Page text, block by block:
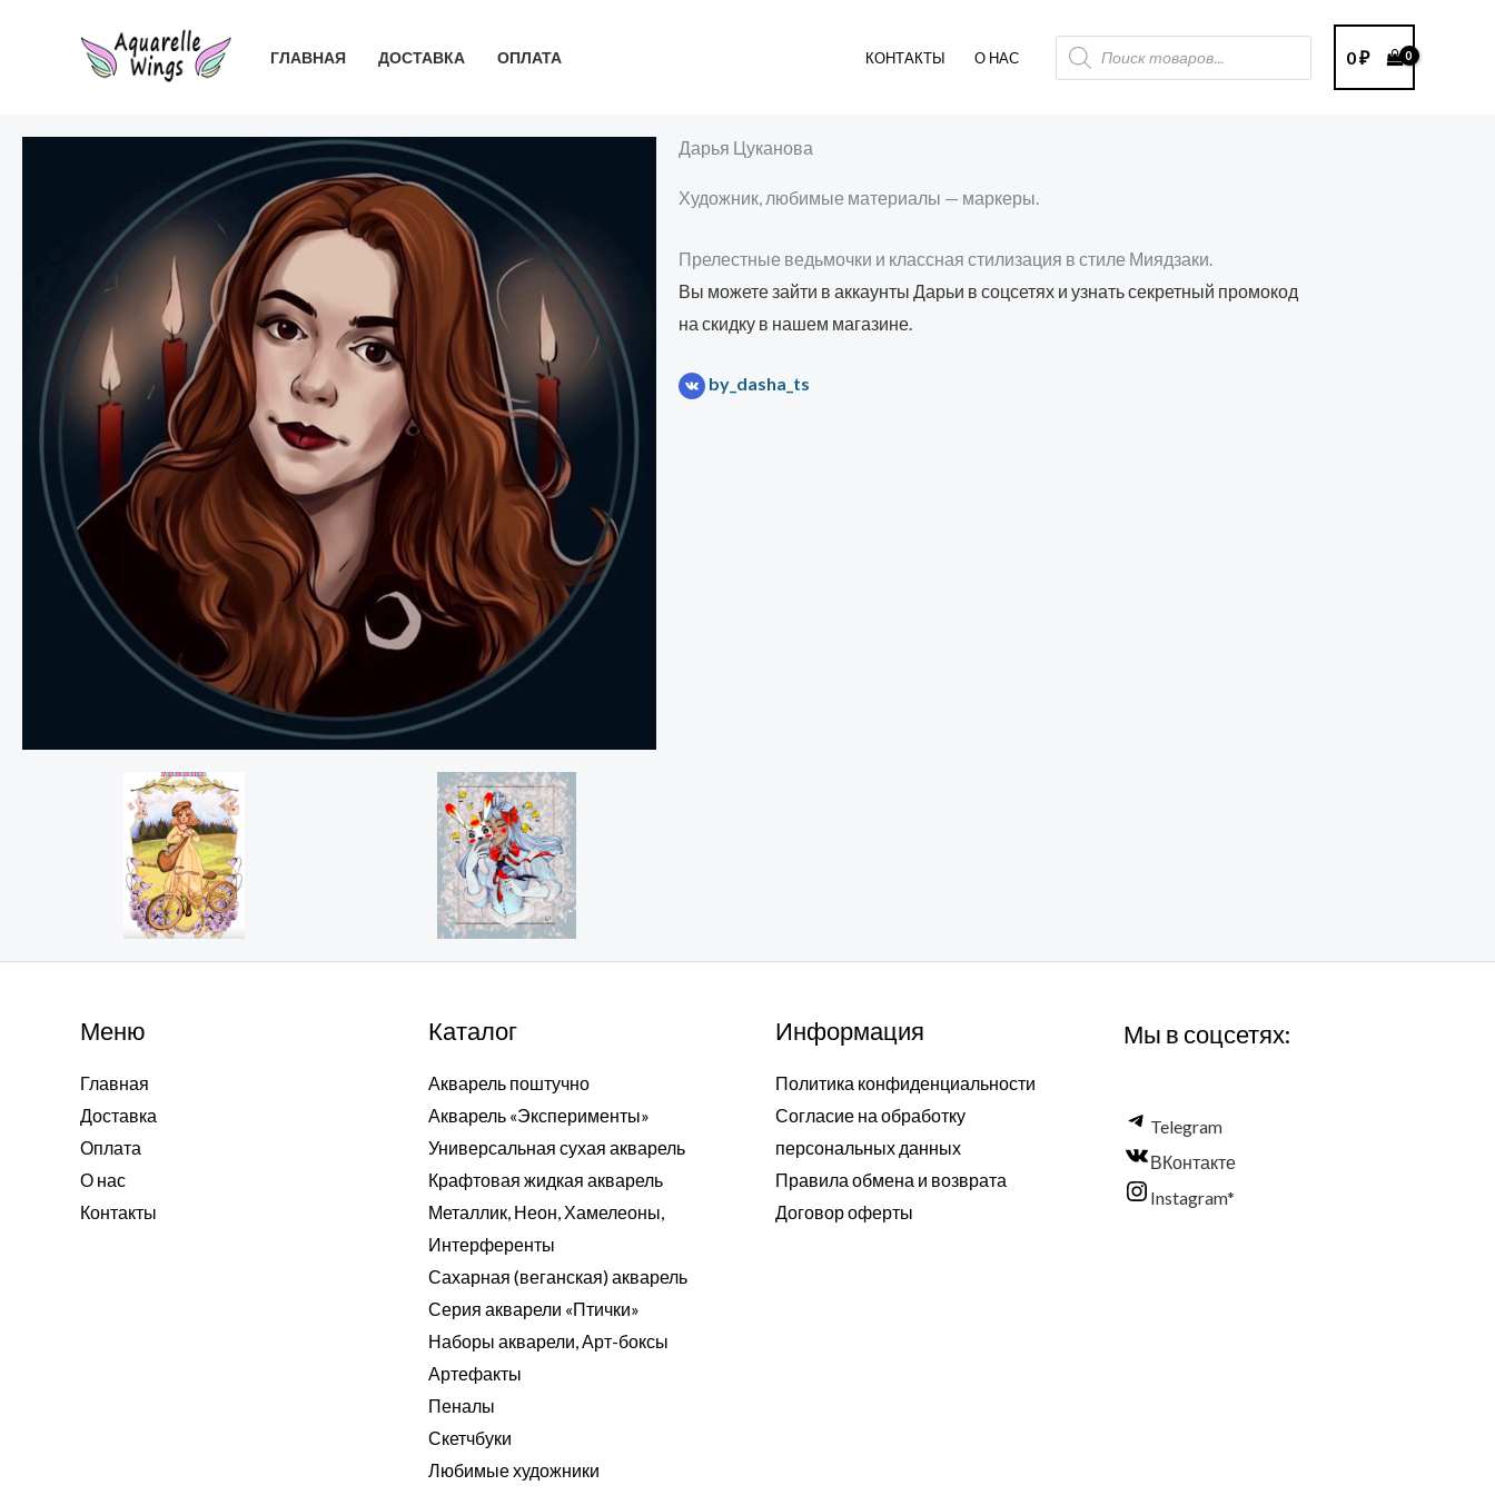
содержимому
ГЛАВНАЯ ДОСТАВКА ОПЛАТА КОНТАКТЫ О НАС
Поиск
товаров
0₽
Дарья Цуканова
Художник, любимые материалы — маркеры.
Прелестные ведьмочки и классная стилизация в стиле Миядзаки.
Вы можете зайти в аккаунты Дарьи в соцсетях и узнать секретный промокод
на скидку в нашем магазине.
by_dasha_ts
Меню
Главная
Доставка
Оплата
О нас
Контакты
Каталог
Акварель поштучно
Акварель «Эксперименты»
Универсальная сухая акварель
Крафтовая жидкая акварель
Металлик, Неон, Хамелеоны,
Интерференты
Сахарная (веганская) акварель
Серия акварели «Птички»
Наборы акварели, Арт-боксы
Артефакты
Пеналы
Скетчбуки
Любимые художники
Информация
Политика конфиденциальности
Согласие на обработку
персональных данных
Правила обмена и возврата
Договор оферты
Мы в соцсетях:
Telegram
ВКонтакте
Instagram*